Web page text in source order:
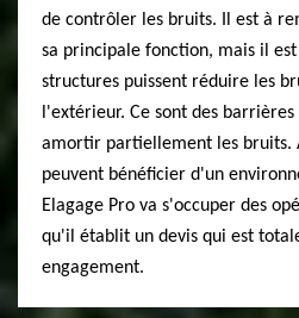
de contrôler les bruits. Il est à
sa principale fonction, mais il est
structures puissent réduire les
l'extérieur. Ce sont des
amortir partiellement les bruits.
peuvent bénéficier d'un
Elagage Pro va s'occuper des
qu'il établit un devis qui est
engagement.